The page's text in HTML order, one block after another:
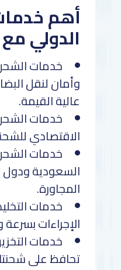
أهم
الدولي مع KDL:
خدمات
وأمان لنقل
عالية القيمة.
خدمات الشحن
الاقتصادي
خدمات
السعودية ودول
المجاورة.
خدمات
الإجراءات
خدمات
تحافظ على